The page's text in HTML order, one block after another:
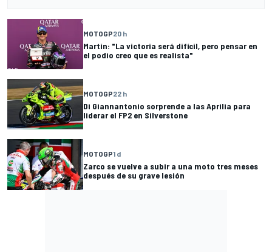
MOTOGP20 h
Martin: "La victoria será difícil, pero pensar en
el podio creo que es realista"
MOTOGP22 h
Di Giannantonio sorprende a las Aprilia para
liderar el FP2 en Silverstone
MOTOGP1 d
Zarco se vuelve a subir a una moto tres meses
después de su grave lesión